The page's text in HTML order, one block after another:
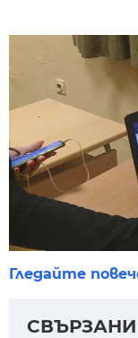
Гледайте
СВЪРЗАНИ